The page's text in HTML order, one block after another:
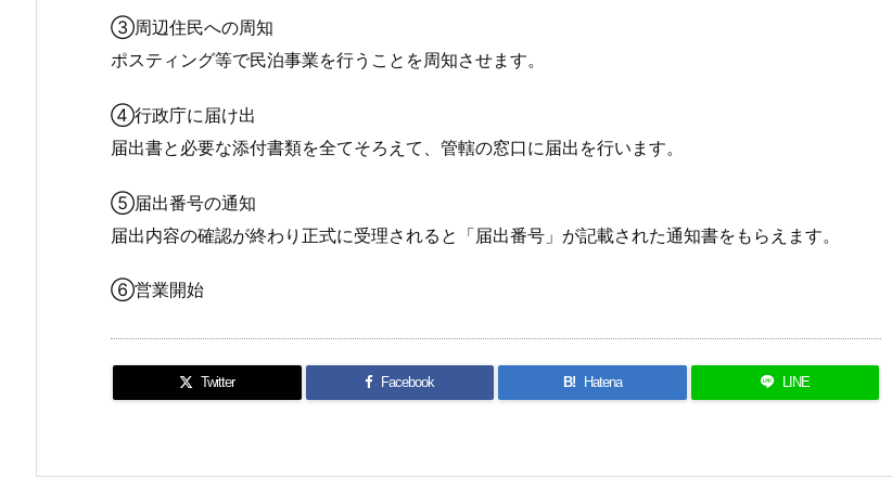
③周辺住民への周知
ポスティング等で民泊事業を行うことを周知させます。
④行政庁に届け出
届出書と必要な添付書類を全てそろえて、管轄の窓口に届出を行います。
⑤届出番号の通知
届出内容の確認が終わり正式に受理されると「届出番号」が記載された通知書をもらえます。
⑥営業開始
Twitter Facebook B! Hatena LINE